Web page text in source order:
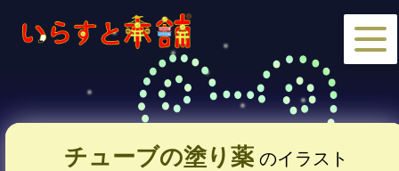
チューブの塗り薬のイラスト